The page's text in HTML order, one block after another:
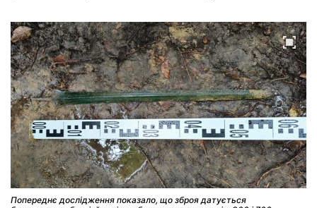
Попереднє дослідження показало, що зброя датується